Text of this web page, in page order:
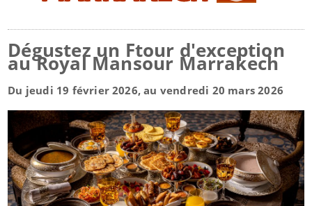
Dégustez un Ftour d'exception
au Royal Mansour Marrakech
Du jeudi 19 février 2026, au vendredi 20 mars 2026